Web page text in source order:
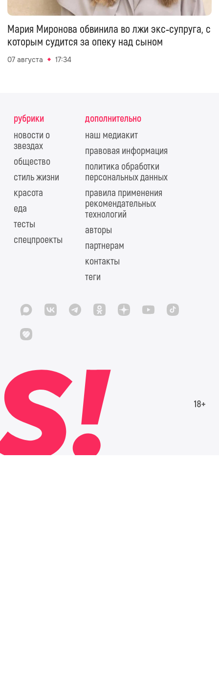
Мария Миронова обвинила во лжи экс‑супруга, с
которым судится за опеку над сыном
07 августа 17:34
рубрики
новости о
звездах
общество
стиль жизни
красота
еда
тесты
спецпроекты
дополнительно
наш медиакит
правовая информация
политика обработки
персональных данных
правила применения
рекомендательных
технологий
авторы
партнерам
контакты
теги